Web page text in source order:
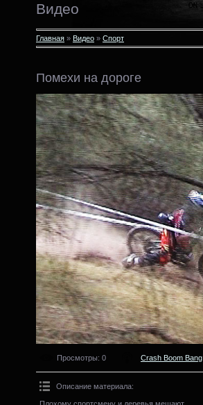
Видео
Главная » Видео » Спорт
Помехи на дороге
Просмотры: 0 Crash Boom Bang
Описание материала:
Плохому спортсмену и деревья мешают.